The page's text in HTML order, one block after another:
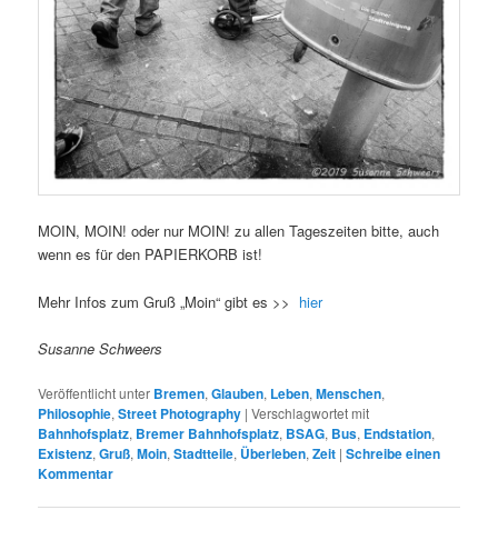
MOIN, MOIN! oder nur MOIN! zu allen Tageszeiten bitte, auch
wenn es für den PAPIERKORB ist!
Mehr Infos zum Gruß „Moin“ gibt es >> hier
Susanne Schweers
Veröffentlicht unter Bremen,Glauben, Leben,Menschen,
Philosophie,Street Photography |Verschlagwortet mit
Bahnhofsplatz, Bremer Bahnhofsplatz, BSAG, Bus, Endstation,
Existenz,Gruß,Moin,Stadtteile, Überleben,Zeit |Schreibe einen
Kommentar